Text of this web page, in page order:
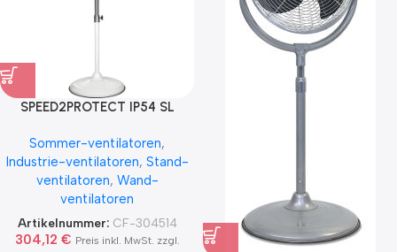
SPEED2PROTECT IP54 SL
Sommer-ventilatoren,
Industrie-ventilatoren, Stand-
ventilatoren, Wand-
ventilatoren
Artikelnummer: CF-304514
304,12 € Preis inkl. MwSt. zzgl.